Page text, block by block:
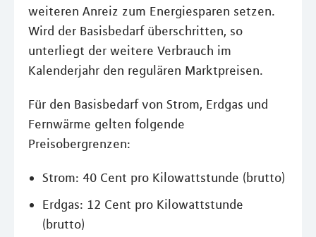
weiteren Anreiz zum Energiesparen setzen.
Wird der Basisbedarf überschritten, so
unterliegt der weitere Verbrauch im
Kalenderjahr den regulären Marktpreisen.
Für den Basisbedarf von Strom, Erdgas und
Fernwärme gelten folgende
Preisobergrenzen:
Strom: 40 Cent pro Kilowattstunde (brutto)
Erdgas: 12 Cent pro Kilowattstunde
(brutto)